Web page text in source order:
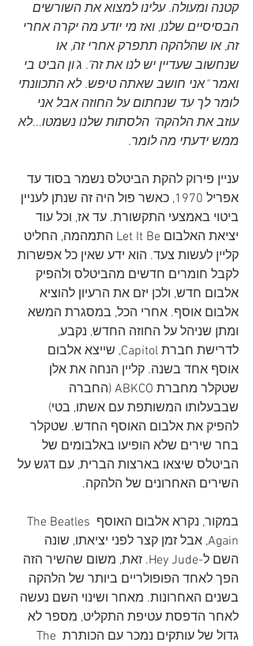
קטנה ומעולה. עלינו למצוא את השורשים
הבסיסיים שלנו, ואז מי יודע מה יקרה אחרי
זה, או שהלהקה תתפרק אחרי זה, או
שנחשוב שעדיין יש לנו את זה". ג'ון הביט בי
ואמר "אני חושב שאתה טיפש. לא התכוונתי
לומר לך עד שנחתום על החוזה אבל אני
עוזב את הלהקה" הלסתות שלנו נשמטו...לא
ממש ידעתי מה לומר.
עניין פירוק להקת הביטלס נשמר בסוד עד
אפריל 1970, כאשר פול היה זה שנתן לעניין
ביטוי באמצעי התקשורת. עד אז, וכל עוד
יציאת האלבום Let It Be התמהמה, החליט
קליין לעשות צעד. הוא ידע שאין כל אפשרות
לקבל חומרים חדשים מהביטלס ולהפיק
אלבום חדש, ולכן יזם את הרעיון להוציא
אלבום אוסף. אחרי הכל, במסגרת המשא
ומתן שניהל על החוזה החדש, נקבע,
לדרישת חברת Capitol, שייצא אלבום
אוסף אחד בשנה. קליין הנחה את אלן
שטקלר מחברת ABKCO (החברה
שבבעלותו המשותפת עם אשתו, בטי)
להפיק את אלבום האוסף החדש. שטקלר
בחר שירים שלא הופיעו באלבומים של
הביטלס שיצאו בארצות הברית, עם דגש על
השירים האחרונים של הלהקה.
במקור, נקרא אלבום האוסף The Beatles
Again, אבל זמן קצר לפני יציאתו, שונה
השם ל-Hey Jude. זאת, משום שהשיר הזה
הפך לאחד הפופולריים ביותר של הלהקה
בשנים האחרונות. מאחר ושינוי השם נעשה
לאחר הדפסת עטיפת התקליט, מספר לא
גדול של עותקים נמכר עם הכותרת The